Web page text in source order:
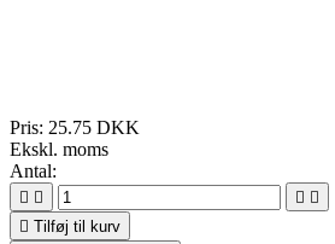
Pris: 25.75 DKK
Ekskl. moms
Antal:
   
 Tilføj til kurv